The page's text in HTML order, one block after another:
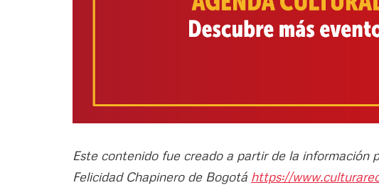
Este contenido fue creado a partir de la información
Felicidad Chapinero de Bogotá https://